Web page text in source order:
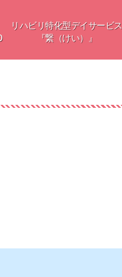
リハビリ特化型デイサービス
『繋（けい）』